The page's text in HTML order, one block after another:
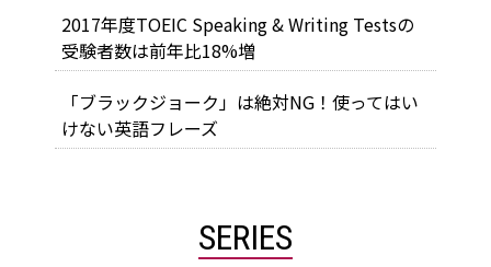
2017年度TOEIC Speaking & Writing Testsの
受験者数は前年比18%増
「ブラックジョーク」は絶対NG！使ってはい
けない英語フレーズ
SERIES